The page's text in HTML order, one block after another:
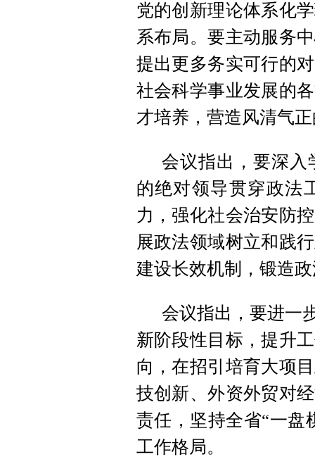
党的创新理论体系化
系布局。要主动服务
提出更多务实可行的
社会科学事业发展的
才培养，营造风清气
会议指出，要深入
的绝对领导贯穿政法
力，强化社会治安防
展政法领域树立和践
建设长效机制，锻造
会议指出，要进一
新阶段性目标，提升
向，在招引培育大项
技创新、外资外贸对
责任，坚持全省“一盘
工作格局。